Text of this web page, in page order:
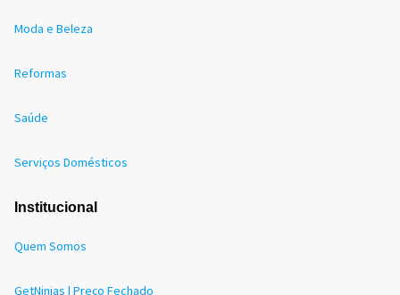
Moda e Beleza
Reformas
Saúde
Serviços Domésticos
Institucional
Quem Somos
GetNinjas | Preço Fechado